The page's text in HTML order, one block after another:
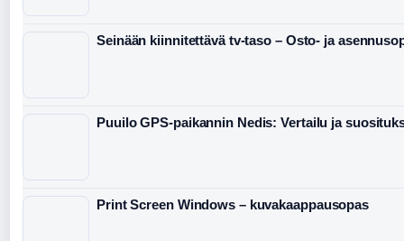
Seinään kiinnitettävä tv-taso – Osto- ja
Puuilo GPS-paikannin Nedis: Vertailu ja
Print Screen Windows – kuvakaappausopas